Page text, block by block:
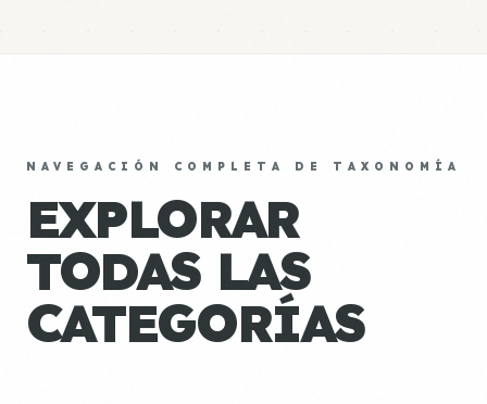
NAVEGACIÓN COMPLETA DE TAXONOMÍA
EXPLORAR
TODAS LAS
CATEGORÍAS